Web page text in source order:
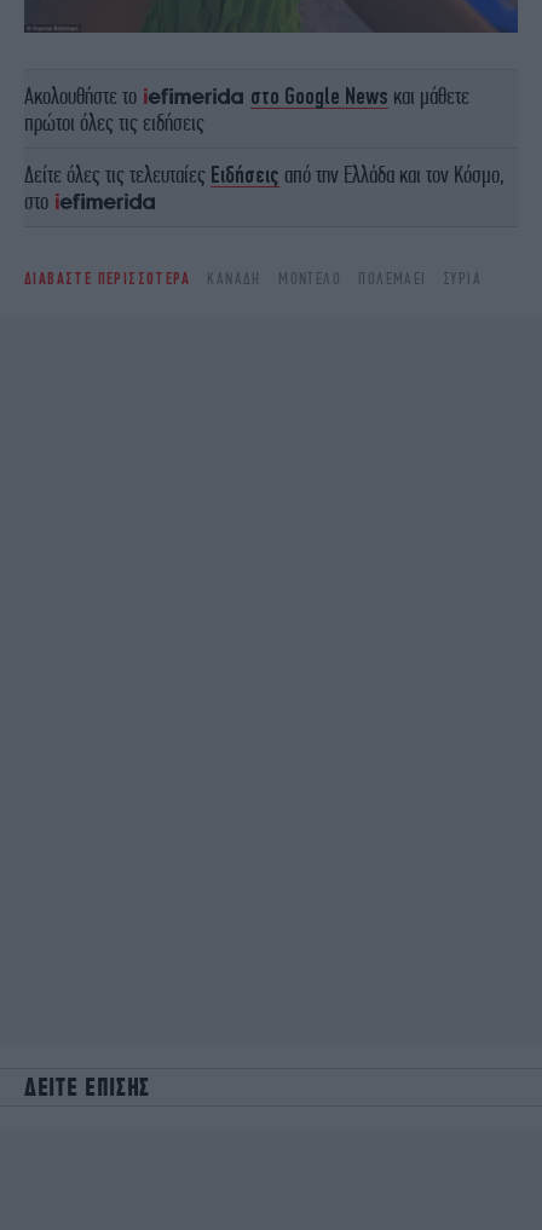
Ακολουθήστε το στο Google News και μάθετε
πρώτοι όλες τις ειδήσεις
Δείτε όλες τις τελευταίες Ειδήσεις από την Ελλάδα και τον Κόσμο,
στο
ΔΙΑΒΑΣΤΕ ΠΕΡΙΣΣΟΤΕΡΑ ΚΑΝΑΔΉ ΜΟΝΤΈΛΟ ΠΟΛΕΜΆΕΙ ΣΥΡΊΑ
ΔΕΙΤΕ ΕΠΙΣΗΣ